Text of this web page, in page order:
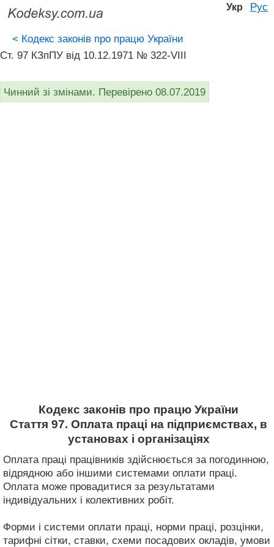
Укр Рус
< Кодекс законів про працю України
Ст. 97 КЗпПУ від 10.12.1971 № 322-VIII
Чинний зі змінами. Перевірено 08.07.2019
Кодекс законів про працю України
Стаття 97. Оплата праці на підприємствах, в
установах і організаціях
Оплата праці працівників здійснюється за погодинною,
відрядною або іншими системами оплати праці.
Оплата може провадитися за результатами
індивідуальних і колективних робіт.
Форми і системи оплати праці, норми праці, розцінки,
тарифні сітки, ставки, схеми посадових окладів, умови